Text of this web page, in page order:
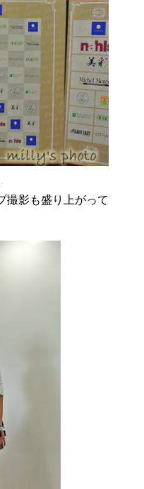
撮影も盛り上がって